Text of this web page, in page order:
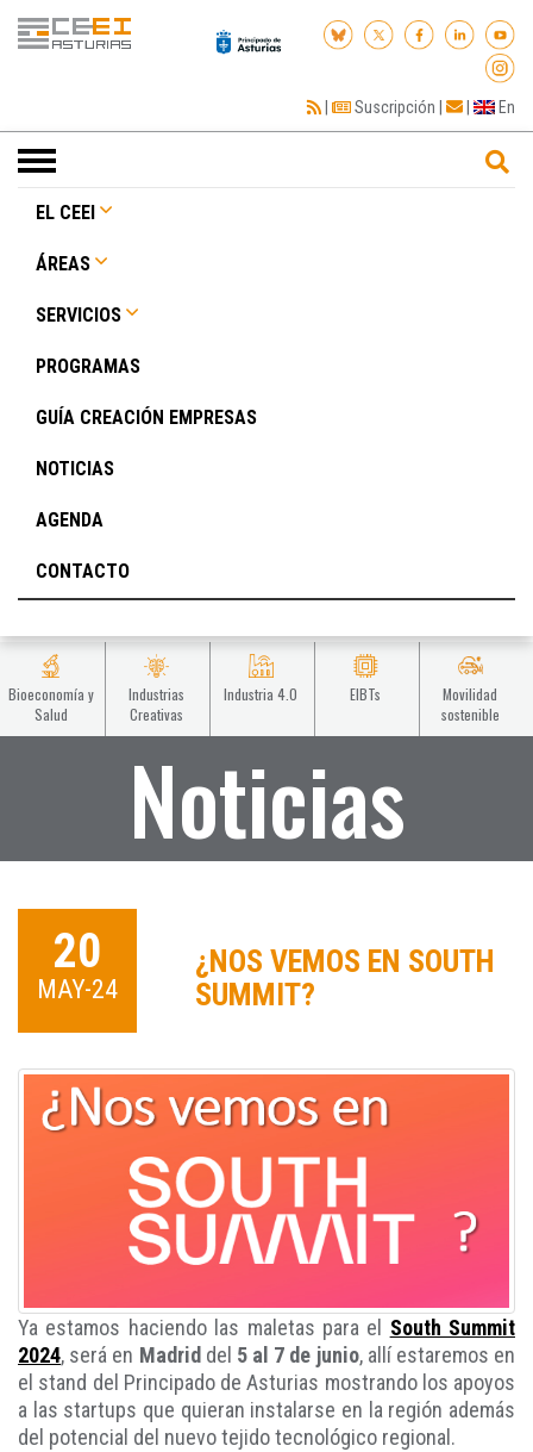
| Suscripción | | En
Toggle
navigation
EL CEEI
ÁREAS
SERVICIOS
PROGRAMAS
GUÍA CREACIÓN EMPRESAS
NOTICIAS
AGENDA
CONTACTO
Bioeconomía y
Salud
Industrias
Creativas
Industria 4.0 EIBTs
Movilidad
sostenible
Noticias
20
MAY-24
¿NOS VEMOS EN SOUTH
SUMMIT?
Ya estamos haciendo las maletas para el South Summit
2024, será en Madrid del 5 al 7 de junio, allí estaremos en
el stand del Principado de Asturias mostrando los apoyos
a las startups que quieran instalarse en la región además
del potencial del nuevo tejido tecnológico regional.